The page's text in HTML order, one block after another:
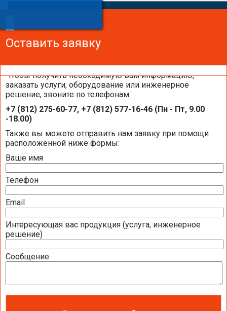
Оставить заявку
Оставить заявку
Чтобы получить необходимую вам информацию,
заказать услуги, оборудование или инженерное
решение, звоните по телефонам:
+7 (812) 275-60-77, +7 (812) 577-16-46 (Пн - Пт, 9.00
-18.00)
Также вы можете отправить нам заявку при помощи
расположенной ниже формы:
Ваше имя
Телефон
Email
Интересующая вас продукция (услуга, инженерное
решение)
Сообщение
Оставить заявку
Каталоги и брошюры BELIMO
Общая информация BELIMO
Презентация компании BELIMO 2016 (2,51
МБ)
Приводы для воздушных клапанов
Полный обзор электроприводов для систем
вентиляции 2016 (17,5 МБ)
Каталог ЭЛЕКТРОПРИВОДЫ ДЛЯ
ВОЗДУШНЫХ ЗАСЛОНОК BELIMO 2016 (18,2